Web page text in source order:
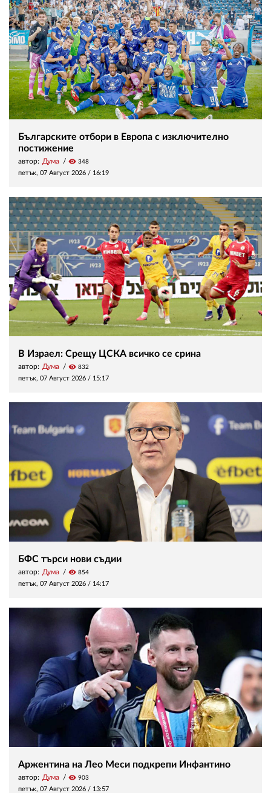
Българските отбори в Европа с изключително
постижение
автор: Дума visibility 348
петък, 07 Август 2026 / 16:19
В Израел: Срещу ЦСКА всичко се срина
автор: Дума visibility 832
петък, 07 Август 2026 / 15:17
БФС търси нови съдии
автор: Дума visibility 854
петък, 07 Август 2026 / 14:17
Аржентина на Лео Меси подкрепи Инфантино
автор: Дума visibility 903
петък, 07 Август 2026 / 13:57